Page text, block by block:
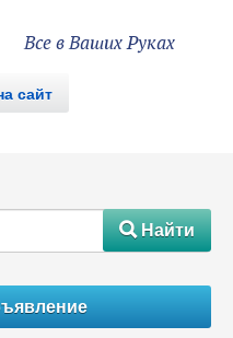
Все в Ваших Руках
сайт
#Найти